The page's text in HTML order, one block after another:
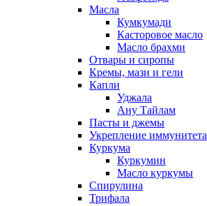
Масла
Кумкумади
Касторовое масло
Масло брахми
Отвары и сиропы
Кремы, мази и гели
Капли
Уджала
Ану Тайлам
Пасты и джемы
Укрепление иммунитета
Куркума
Куркумин
Масло куркумы
Спирулина
Трифала